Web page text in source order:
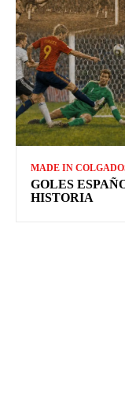
MADE IN
GOLES
HISTORIA